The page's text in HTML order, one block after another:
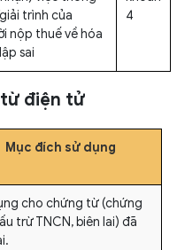
trình của
nộp thuế về hóa
sai
4
điện tử
Mục đích sử dụng
cho chứng từ (chứng
trừ TNCN, biên lai) đã